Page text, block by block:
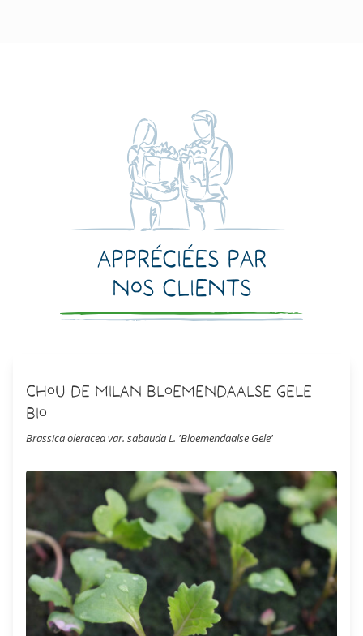
Appréciées par
nos clients
Chou de Milan Bloemendaalse Gele
Bio
Brassica oleracea var. sabauda L. 'Bloemendaalse Gele'